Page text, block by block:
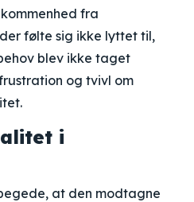
fra
følte sig ikke lyttet til,
blev ikke taget
og tvivl om
i
at den modtagne